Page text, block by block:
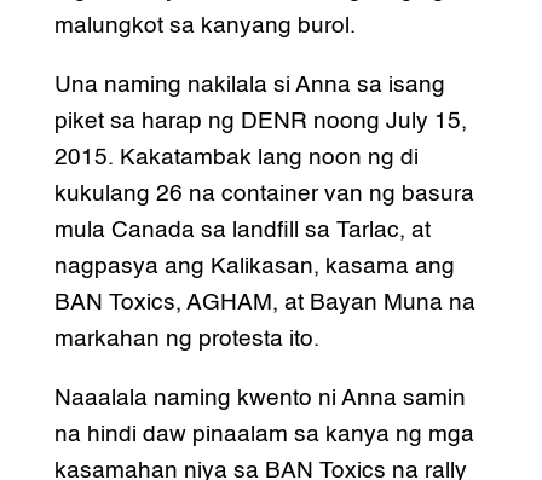
malungkot sa kanyang burol.
Una naming nakilala si Anna sa isang
piket sa harap ng DENR noong July 15,
2015. Kakatambak lang noon ng di
kukulang 26 na container van ng basura
mula Canada sa landfill sa Tarlac, at
nagpasya ang Kalikasan, kasama ang
BAN Toxics, AGHAM, at Bayan Muna na
markahan ng protesta ito.
Naaalala naming kwento ni Anna samin
na hindi daw pinaalam sa kanya ng mga
kasamahan niya sa BAN Toxics na rally